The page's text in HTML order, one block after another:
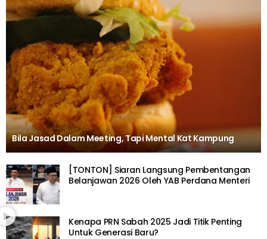
Bila Jasad Dalam Meeting, Tapi Mental Kat Kampung
[TONTON] Siaran Langsung Pembentangan
Belanjawan 2026 Oleh YAB Perdana Menteri
Kenapa PRN Sabah 2025 Jadi Titik Penting
Untuk Generasi Baru?